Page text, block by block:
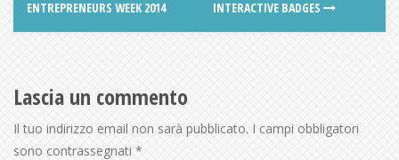
ENTREPRENEURS WEEK 2014
INTERACTIVE BADGES
Lascia un commento
Il tuo indirizzo email non sarà pubblicato. I campi obbligatori
sono contrassegnati *